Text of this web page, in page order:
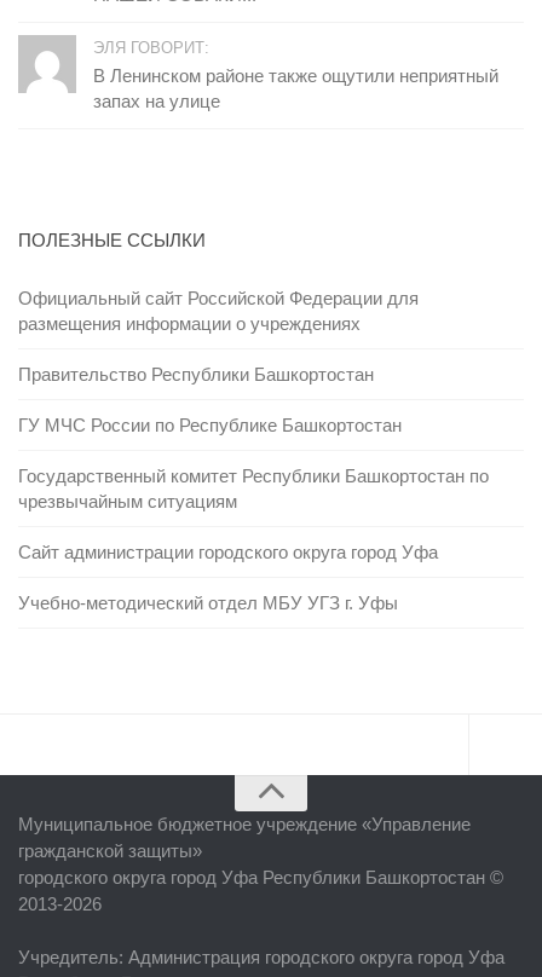
ЭЛЯ ГОВОРИТ:
В Ленинском районе также ощутили неприятный
запах на улице
ПОЛЕЗНЫЕ ССЫЛКИ
Официальный сайт Российской Федерации для
размещения информации о учреждениях
Правительство Республики Башкортостан
ГУ МЧС России по Республике Башкортостан
Государственный комитет Республики Башкортостан по
чрезвычайным ситуациям
Сайт администрации городского округа город Уфа
Учебно-методический отдел МБУ УГЗ г. Уфы
Об учреждении
Руководство
Районные УГЗ
Муниципальное бюджетное учреждение «Управление
гражданской защиты»
городского округа город Уфа Республики Башкортостан ©
2013-2026
Учредитель: Администрация городского округа город Уфа